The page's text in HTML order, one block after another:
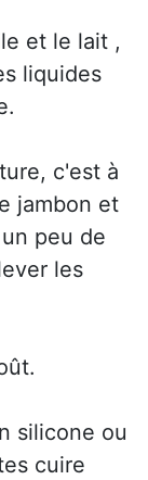
et le lait ,
liquides
c'est à
jambon et
peu de
les
silicone ou
cuire